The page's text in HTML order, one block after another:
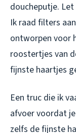
doucheputje.
Ik raad filters
ontworpen voor
roostertjes van
fijnste haartjes
Een truc die ik
afvoer voordat
zelfs de fijnste